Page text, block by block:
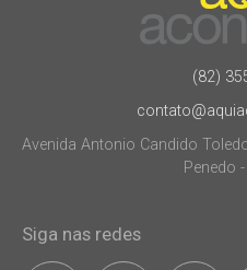
(82)
Avenida Antonio Candido
Penedo
Siga nas redes